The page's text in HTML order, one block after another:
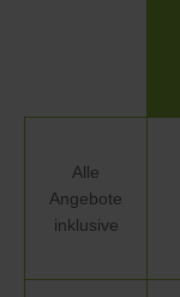
Alle
Angebote
inklusive